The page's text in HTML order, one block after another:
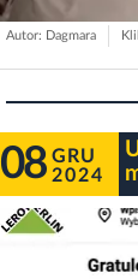
Autor: Dagmara
08 GRU
2024